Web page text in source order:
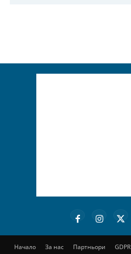
Начало За нас Партньори GDPR